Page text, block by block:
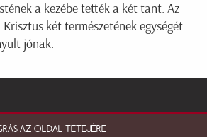
a kezébe tették a két tant. Az
két természetének egységét
jónak.
AZ OLDAL TETEJÉRE